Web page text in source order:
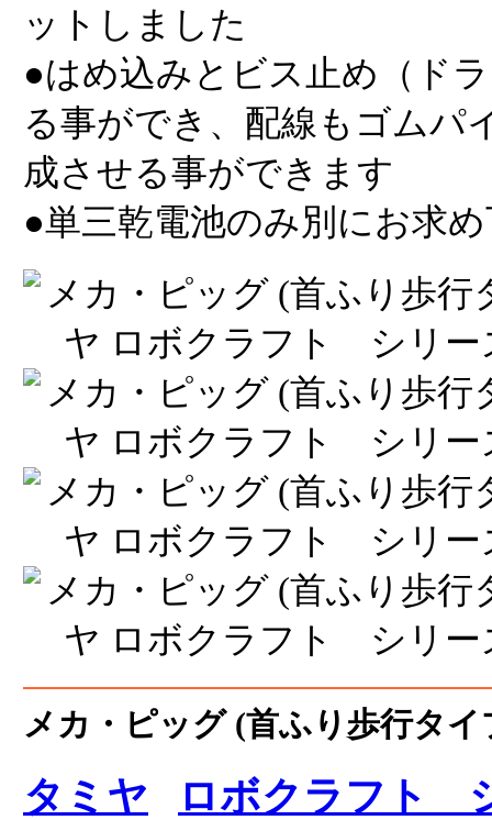
ットしました
●はめ込みとビス止め（ド
る事ができ、配線もゴムパ
成させる事ができます
●単三乾電池のみ別にお求
メカ・ピッグ (首ふり歩行タ
タミヤ ロボクラフト